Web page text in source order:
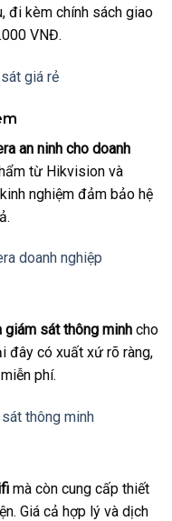
đi kèm chính sách giao
VNĐ.
giá rẻ
an ninh cho doanh
từ Hikvision và
nghiệm đảm bảo hệ
doanh nghiệp
giám sát thông minh cho
đây có xuất xứ rõ ràng,
phí.
thông minh
mà còn cung cấp thiết
Giá cả hợp lý và dịch